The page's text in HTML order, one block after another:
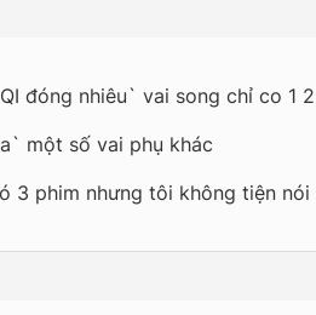
đóng nhiêu` vai song chỉ co 1
một số vai phụ khác
3 phim nhưng tôi không tiện nói